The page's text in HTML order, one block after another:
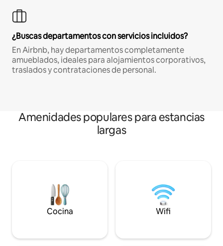
¿Buscas departamentos con servicios incluidos?
En Airbnb, hay departamentos completamente
amueblados, ideales para alojamientos corporativos,
traslados y contrataciones de personal.
Amenidades populares para estancias
largas
Cocina Wifi